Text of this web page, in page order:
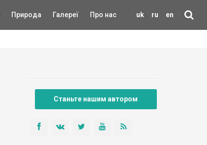
uk ru en
Природа Галереї Про нас
Станьте нашим автором